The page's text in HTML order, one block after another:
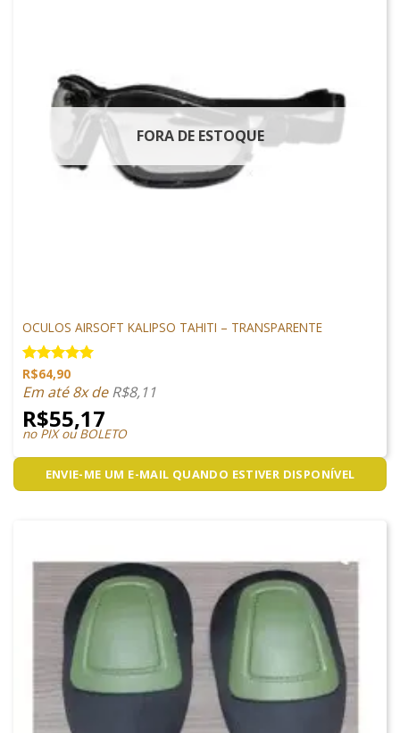
FORA DE ESTOQUE
OCULOS AIRSOFT KALIPSO TAHITI – TRANSPARENTE
Avaliação
5.00 de 5
R$64,90
Em até 8x deR$8,11
R$55,17
no PIX ou BOLETO
ENVIE-ME UM E-MAIL QUANDO ESTIVER DISPONÍVEL